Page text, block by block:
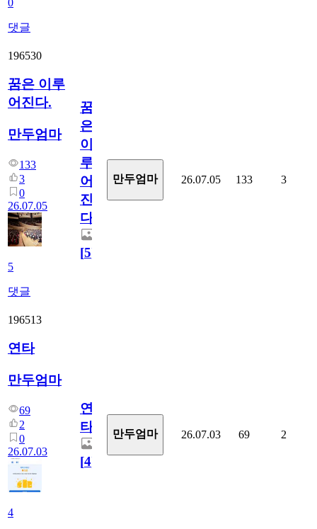
댓글
196530
꿈은 이루
어진다.
만두엄마
133
3
0
26.07.05
5
댓글
꿈
은
이
루
어
진
다.
[5]
만두엄마 26.07.05 133 3
196513
연타
만두엄마
69
2
0
26.07.03
4
연
타
[4]
만두엄마 26.07.03 69 2